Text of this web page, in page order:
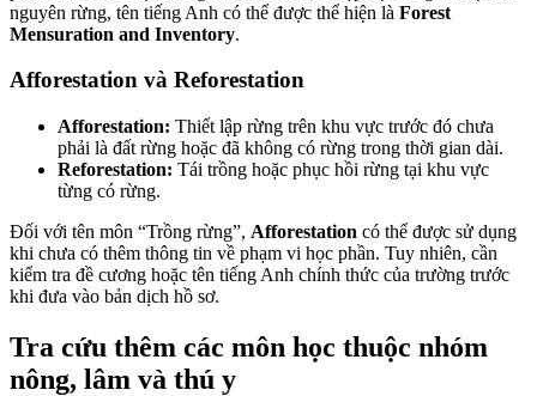
nguyên rừng, tên tiếng Anh có thể được thể hiện là Forest
Mensuration and Inventory.
Afforestation và Reforestation
Afforestation: Thiết lập rừng trên khu vực trước đó chưa
phải là đất rừng hoặc đã không có rừng trong thời gian dài.
Reforestation: Tái trồng hoặc phục hồi rừng tại khu vực
từng có rừng.
Đối với tên môn “Trồng rừng”, Afforestation có thể được sử dụng
khi chưa có thêm thông tin về phạm vi học phần. Tuy nhiên, cần
kiểm tra đề cương hoặc tên tiếng Anh chính thức của trường trước
khi đưa vào bản dịch hồ sơ.
Tra cứu thêm các môn học thuộc nhóm
nông, lâm và thú y